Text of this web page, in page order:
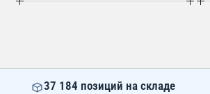
37 184 позиций на складе